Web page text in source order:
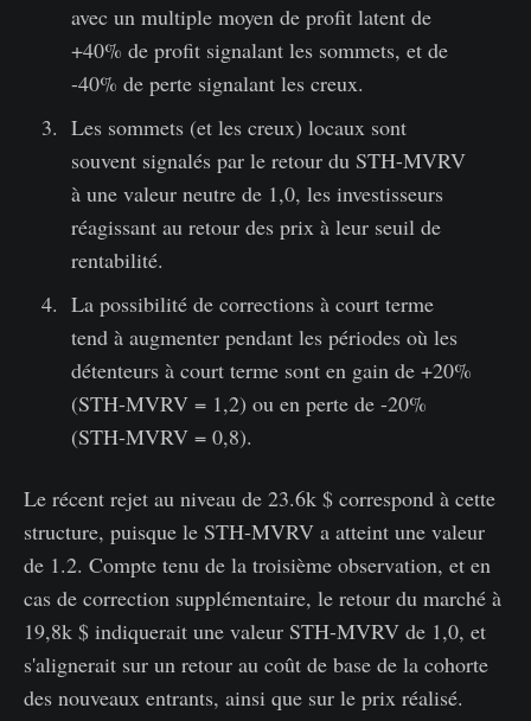
avec un multiple moyen de profit latent de
+40% de profit signalant les sommets, et de
-40% de perte signalant les creux.
Les sommets (et les creux) locaux sont
souvent signalés par le retour du STH-MVRV
à une valeur neutre de 1,0, les investisseurs
réagissant au retour des prix à leur seuil de
rentabilité.
La possibilité de corrections à court terme
tend à augmenter pendant les périodes où les
détenteurs à court terme sont en gain de +20%
(STH-MVRV = 1,2) ou en perte de -20%
(STH-MVRV = 0,8).
Le récent rejet au niveau de 23.6k $ correspond à cette
structure, puisque le STH-MVRV a atteint une valeur
de 1.2. Compte tenu de la troisième observation, et en
cas de correction supplémentaire, le retour du marché à
19,8k $ indiquerait une valeur STH-MVRV de 1,0, et
s'alignerait sur un retour au coût de base de la cohorte
des nouveaux entrants, ainsi que sur le prix réalisé.